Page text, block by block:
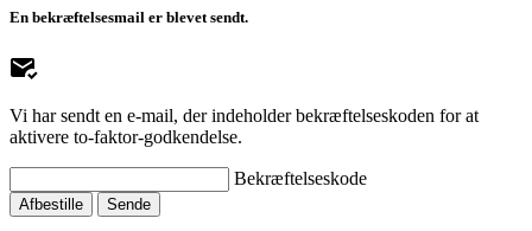
En bekræftelsesmail er blevet sendt.
Vi har sendt en e-mail, der indeholder bekræftelseskoden for at
aktivere to-faktor-godkendelse.
Bekræftelseskode
Afbestille Sende